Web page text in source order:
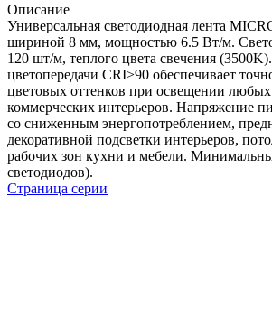
Описание
Универсальная светодиодная лента
шириной 8 мм, мощностью 6.5 Вт/м.
120 шт/м, теплого цвета свечения
цветопередачи CRI>90 обеспечивает
цветовых оттенков при освещении
коммерческих интерьеров. Напряжение
со сниженным энергопотреблением,
декоративной подсветки интерьеров,
рабочих зон кухни и мебели.
светодиодов).
Страница серии